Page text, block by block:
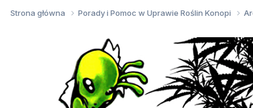
Strona główna Porady i Pomoc w Uprawie Roślin Konopi